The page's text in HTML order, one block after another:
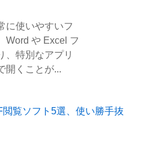
に使いやすいフ
Word や Excel フ
、特別なアプリ
開くことが...
覧ソフト5選、使い勝手抜